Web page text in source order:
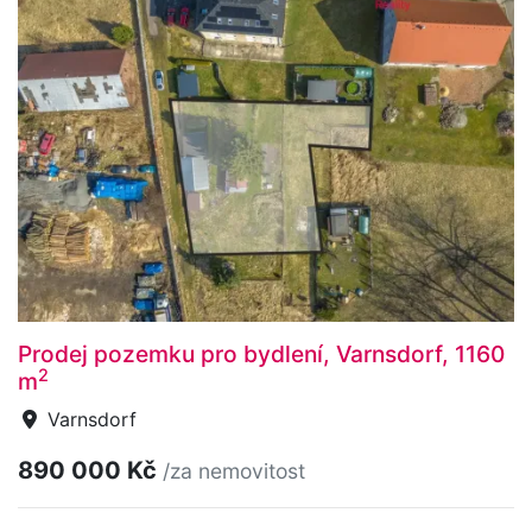
Prodej pozemku pro bydlení, Varnsdorf, 1160
m2
Varnsdorf
890 000 Kč /za nemovitost